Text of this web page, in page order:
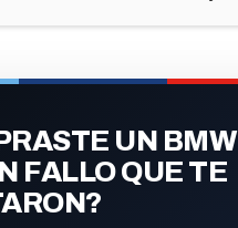
UN BMW
FALLO QUE TE